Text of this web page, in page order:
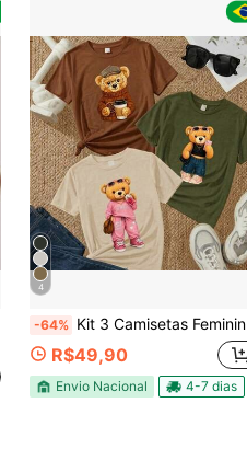
4
-64% Kit 3 Camisetas Feminina basica t shirt blusinha Ursinho Teddy Bear Fashion Estilo Minimalista Uso Diário Algodão 30.1
R$49,90
Envio Nacional 4-7 dias